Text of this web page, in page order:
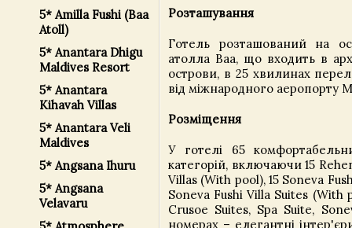
5* Amilla Fushi (Baa
Atoll)
5* Anantara Dhigu
Maldives Resort
5* Anantara
Kihavah Villas
5* Anantara Veli
Maldives
5* Angsana Ihuru
5* Angsana
Velavaru
Розташування
Готель розташований на
атолла Baa, що входить в
острови, в 25 хвилинах
від міжнародного аеропорту
Розміщення
У готелі 65
категорій, включаючи 15
Villas (With pool), 15 Soneva
Soneva Fushi Villa Suites (With
Crusoe Suites, Spa Suite,
номерах – елегантні